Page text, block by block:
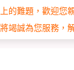
的難題，歡迎您
竭誠為您服務，